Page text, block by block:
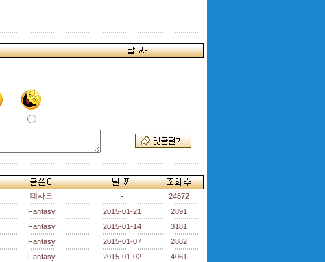
테사모 -
24872
Fantasy 2015-01-21
2891
Fantasy 2015-01-14
3181
Fantasy 2015-01-07
2882
Fantasy 2015-01-02
4061